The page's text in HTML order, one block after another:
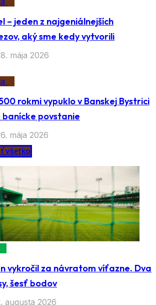
júna 2026
– jeden z najgeniálnejších
mája 2026
500 rokmi vypuklo v Banskej
veľké banícke povstanie
mája 2026
všetko
vykročil za návratom víťazne. Dva